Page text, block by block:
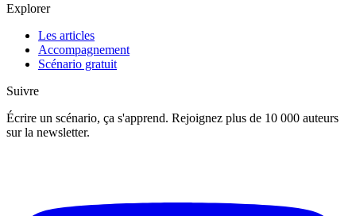
Explorer
Les articles
Accompagnement
Scénario gratuit
Suivre
Écrire un scénario, ça s'apprend. Rejoignez plus de 10 000 auteurs
sur la newsletter.